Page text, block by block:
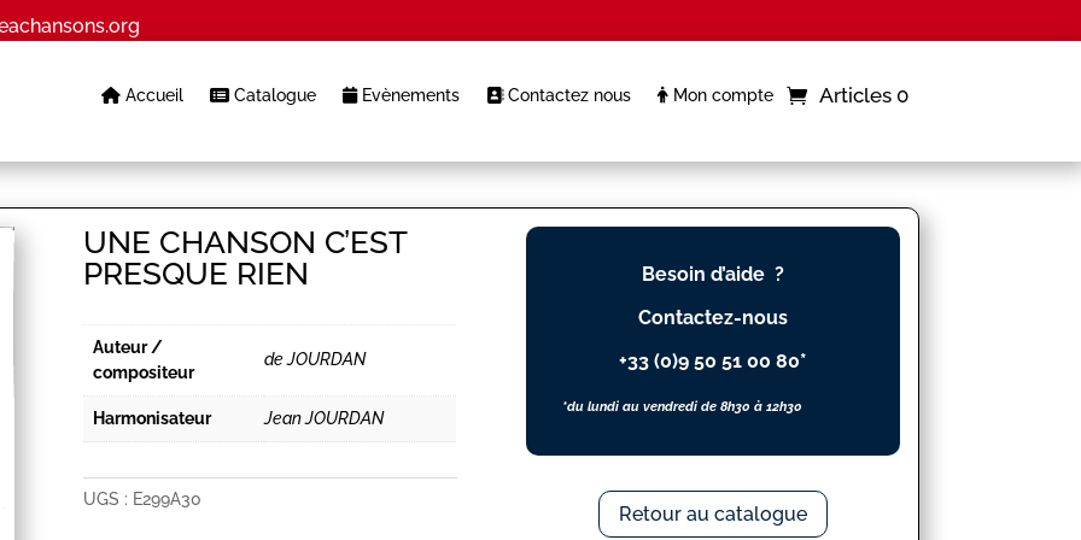
Accueil Catalogue Evènements Contactez nous Mon compte Articles 0
UNE CHANSON C’EST
PRESQUE RIEN
Auteur /
compositeur
de JOURDAN
Harmonisateur Jean JOURDAN
UGS : E299A30
Besoin d’aide ?
Contactez-nous
+33 (0)9 50 51 00 80*
*du lundi au vendredi de 8h30 à 12h30
Retour au catalogue